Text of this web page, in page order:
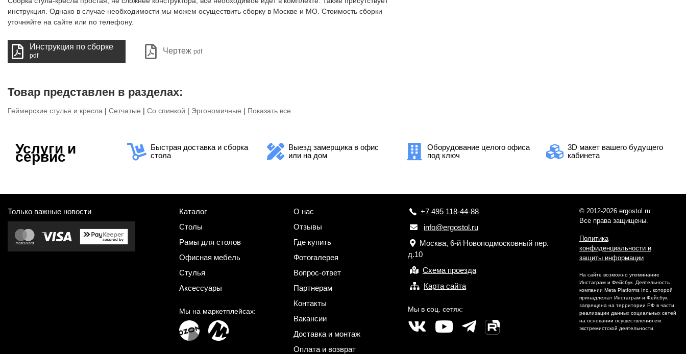
инструкция. Однако в случае необходимости мы можем осуществить сборку в Москве и МО. Стоимость сборки
уточняйте на сайте или по телефону.
Инструкция по сборке
pdf
Чертежpdf
Товар представлен в разделах:
Геймерские стулья и кресла | Сетчатые | Со спинкой | Эргономичные | Показать все
Услуги и
сервис
Быстрая доставка и сборка
стола
Выезд замерщика в офис
или на дом
Оборудование целого офиса
под ключ
3D макет вашего будущего
кабинета
Только важные новости
Каталог
Столы
Рамы для столов
Офисная мебель
Стулья
Аксессуары
Мы на маркетплейсах:
О нас
Отзывы
Где купить
Фотогалерея
Вопрос-ответ
Партнерам
Контакты
Вакансии
Доставка и монтаж
Оплата и возврат
+7 495 118-44-88
info@ergostol.ru
Москва, 6-й Новоподмосковный пер.
д.10
Схема проезда
Карта сайта
Мы в соц. сетях:
© 2012-2026 ergostol.ru
Все права защищены.
Политика
конфиденциальности и
защиты информации
На сайте возможно упоминание
Инстаграм и Фейсбук. Деятельность
компании Meta Platforms Inc., которой
принадлежат Инстаграм и Фейсбук,
запрещена на территории РФ в части
реализации данных социальных сетей
на основании осуществления ею
экстремистской деятельности.